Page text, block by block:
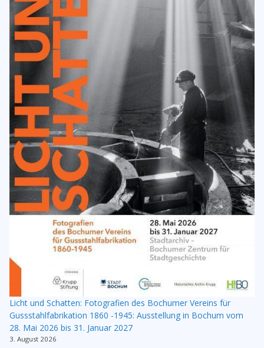
Licht und Schatten: Fotografien des Bochumer Vereins für
Gussstahlfabrikation 1860 -1945: Ausstellung in Bochum vom
28. Mai 2026 bis 31. Januar 2027
3. August 2026